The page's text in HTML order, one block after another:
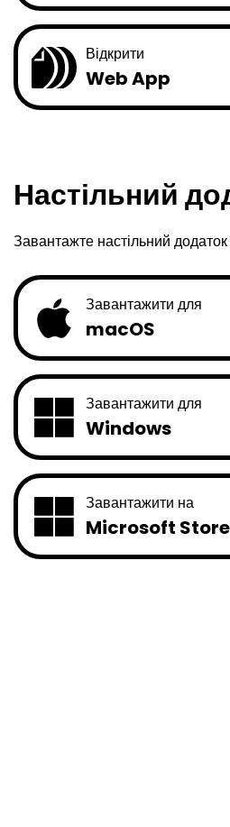
Відкрити
Web App
Настільний
Завантажте настільний
Завантажити для
macOS
Завантажити для
Windows
Завантажити на
Microsoft Store